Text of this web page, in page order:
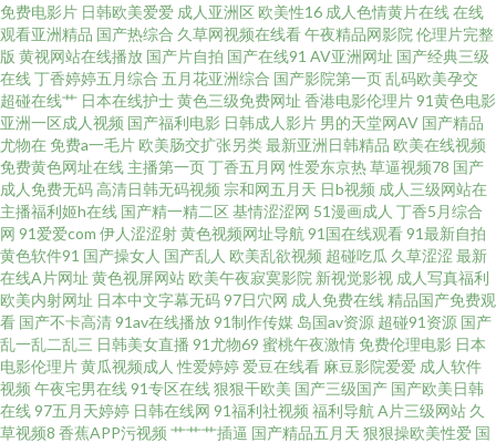
中文字幕av 亚洲天堂MV在线 黄色网网址观看 四虎影院色 日本毛卡片 人人肏
屄人人 亚洲a级不卡 国产精品自拍网 日韩精品另类 久久男人的天堂 色色看片
国产1区在线 成人Aⅴ网站 成人网站三级片免费 五月婷婷色情网 91伊人在线
视频 91大神电影院 一级特黄欧美 91青苹果视频 五月花丁香网 毛片最新网址
毛片基地在线快伦片 91视频免费视频 91超碰在线官网 午夜A片黄 电影观看
欧美中出 日韩AV啪啪网 丁香六月久 在线肏屄视频 大香蕉伊青草9 亚洲av乱
码无码影视 91pron黑料比赛 91系列在线观看 永久免费色情网址 51黄色视频
在线观看入口 综合色图区 欧美中文日韩在线 精品99在线观看 福利社体验三
免费电影片 日韩欧美爱爱 成人亚洲区 欧美性16 成人色情黄片在线在线
观看亚洲精品 国产热综合 久草网视频在线看午夜精品网影院 伦理片完整
版 黄视网站在线播放 国产片自拍 国产在线91 AV亚洲网址 国产经典三级
在线丁香婷婷五月综合 五月花亚洲综合 国产影院第一页乱码欧美孕交
超碰在线艹 日本在线护士黄色三级免费网址 香港电影伦理片91黄色电影
亚洲一区成人视频 国产福利电影 日韩成人影片 男的天堂网AV 国产精品
尤物在 免费a一毛片 欧美肠交扩张另类最新亚洲日韩精品 欧美在线视频
免费黄色网址在线 主播第一页丁香五月网 性爱东京热草逼视频78 国产
成人免费无码 高清日韩无码视频 宗和网五月天 日b视频 成人三级网站在
主播福利姬h在线 国产精一精二区 基情涩涩网 51漫画成人 丁香5月综合
网 91爱爱com 伊人涩涩射黄色视频网址导航 91国在线观看91最新自拍
黄色软件91 国产操女人 国产乱人 欧美乱欲视频 超碰吃瓜 久草涩涩 最新
在线A片网址 黄色视屏网站 欧美午夜寂寞影院 新视觉影视 成人写真福利
欧美内射网址 日本中文字幕无码97日穴网 成人免费在线精品国产免费观
看 国产不卡高清91av在线播放91制作传媒 岛国av资源 超碰91资源 国产
乱一乱二乱三 日韩美女直播 91尤物69 蜜桃午夜激情 免费伦理电影 日本
电影伦理片黄瓜视频成人 性爱婷婷 爱豆在线看 麻豆影院爱爱 成人软件
视频 午夜宅男在线91专区在线狠狠干欧美 国产三级国产 国产欧美日韩
在线97五月天婷婷 日韩在线网 91福利社视频 福利导航 A片三级网站 久
草视频8 香蕉APP污视频 艹艹艹插逼 国产精品五月天 狠狠操欧美性爱 国